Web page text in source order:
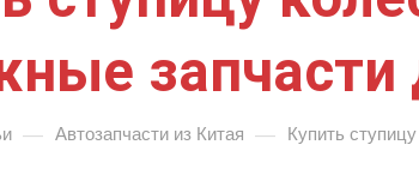
запчасти
— Автозапчасти из Китая — Купить